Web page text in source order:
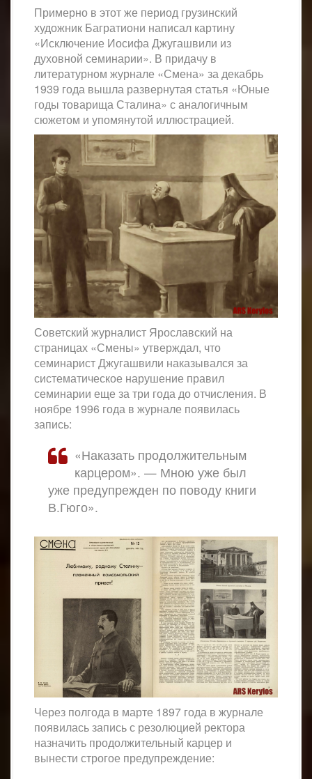
Примерно в этот же период грузинский
художник Багратиони написал картину
«Исключение Иосифа Джугашвили из
духовной семинарии». В придачу в
литературном журнале «Смена» за декабрь
1939 года вышла развернутая статья «Юные
годы товарища Сталина» с аналогичным
сюжетом и упомянутой иллюстрацией.
Советский журналист Ярославский на
страницах «Смены» утверждал, что
семинарист Джугашвили наказывался за
систематическое нарушение правил
семинарии еще за три года до отчисления. В
ноябре 1996 года в журнале появилась
запись:
«Наказать продолжительным
карцером». — Мною уже был
уже предупрежден по поводу книги
В.Гюго».
Через полгода в марте 1897 года в журнале
появилась запись с резолюцией ректора
назначить продолжительный карцер и
вынести строгое предупреждение: